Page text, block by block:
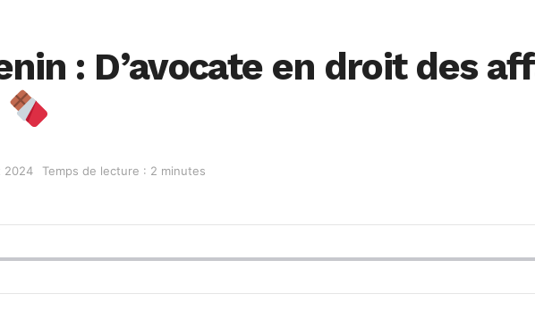
: D’avocate en droit des
2024 Temps de lecture : 2 minutes